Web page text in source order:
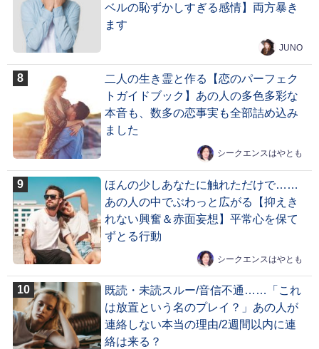
ベルの恥ずかしすぎる感情】両方暴き
ます
JUNO
二人の生き霊と作る【恋のパーフェク
トガイドブック】あの人の多色多彩な
本音も、数多の恋事実も全部詰め込み
ました
シークエンスはやとも
ほんの少しあなたに触れただけで……
あの人の中でぶわっと広がる【抑えき
れない興奮＆赤面妄想】平常心を保て
ずとる行動
シークエンスはやとも
既読・未読スルー/音信不通……「これ
は放置という名のプレイ？」あの人が
連絡しない本当の理由/2週間以内に連
絡は来る？